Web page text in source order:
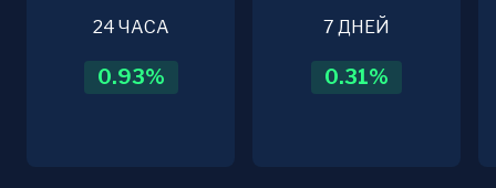
24 ЧАСА
0.93%
7 ДНЕЙ
0.31%